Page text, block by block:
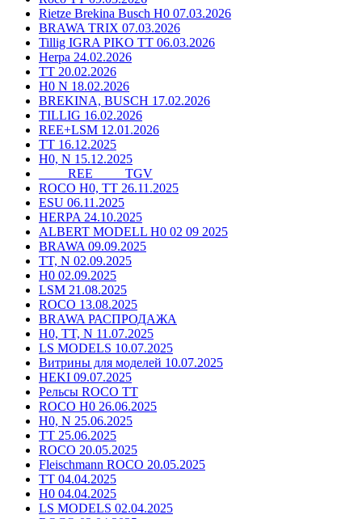
Rietze Brekina Busch H0 07.03.2026
BRAWA TRIX 07.03.2026
Tillig IGRA PIKO TT 06.03.2026
Herpa 24.02.2026
TT 20.02.2026
H0 N 18.02.2026
BREKINA, BUSCH 17.02.2026
TILLIG 16.02.2026
REE+LSM 12.01.2026
TT 16.12.2025
H0, N 15.12.2025
____ REE ____ TGV
ROCO H0, TT 26.11.2025
ESU 06.11.2025
HERPA 24.10.2025
ALBERT MODELL H0 02 09 2025
BRAWA 09.09.2025
TT, N 02.09.2025
H0 02.09.2025
LSM 21.08.2025
ROCO 13.08.2025
BRAWA РАСПРОДАЖА
H0, TT, N 11.07.2025
LS MODELS 10.07.2025
Витрины для моделей 10.07.2025
HEKI 09.07.2025
Рельсы ROCO TT
ROCO H0 26.06.2025
H0, N 25.06.2025
TT 25.06.2025
ROCO 20.05.2025
Fleischmann ROCO 20.05.2025
TT 04.04.2025
H0 04.04.2025
LS MODELS 02.04.2025